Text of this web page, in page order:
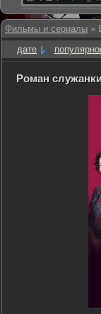
Фильмы и сериалы »
дате
Роман